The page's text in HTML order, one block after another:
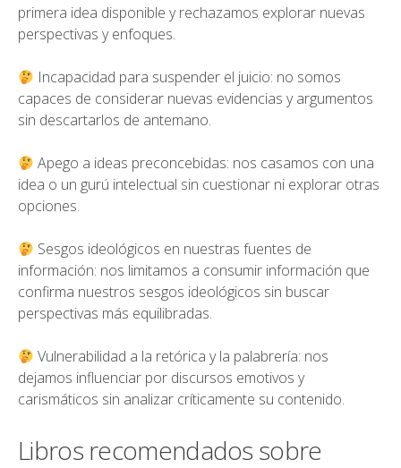
primera idea disponible y rechazamos explorar nuevas
perspectivas y enfoques.
Incapacidad para suspender el juicio: no somos
capaces de considerar nuevas evidencias y argumentos
sin descartarlos de antemano.
Apego a ideas preconcebidas: nos casamos con una
idea o un gurú intelectual sin cuestionar ni explorar otras
opciones.
Sesgos ideológicos en nuestras fuentes de
información: nos limitamos a consumir información que
confirma nuestros sesgos ideológicos sin buscar
perspectivas más equilibradas.
Vulnerabilidad a la retórica y la palabrería: nos
dejamos influenciar por discursos emotivos y
carismáticos sin analizar críticamente su contenido.
Libros recomendados sobre